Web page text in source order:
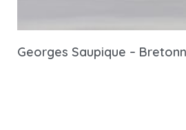
Georges Saupique –